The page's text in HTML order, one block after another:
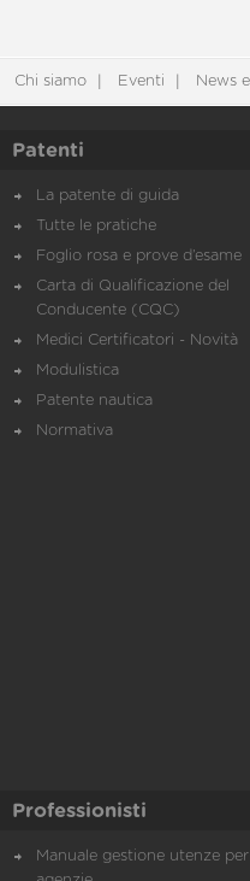
Chi siamo Eventi News
Patenti
La patente di guida
Tutte le pratiche
Foglio rosa e prove d’esame
Carta di Qualificazione del
Conducente (CQC)
Medici Certificatori - Novità
Modulistica
Patente nautica
Normativa
Professionisti
Manuale gestione utenze per